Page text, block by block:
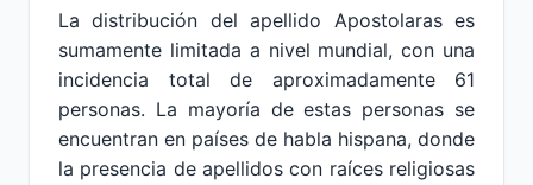
La distribución del apellido Apostolaras es
sumamente limitada a nivel mundial, con una
incidencia total de aproximadamente 61
personas. La mayoría de estas personas se
encuentran en países de habla hispana, donde
la presencia de apellidos con raíces religiosas